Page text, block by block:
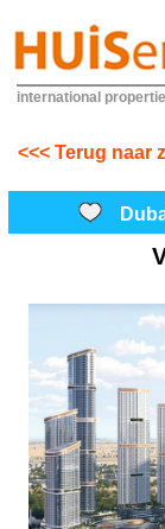
international
<<< Terug naar